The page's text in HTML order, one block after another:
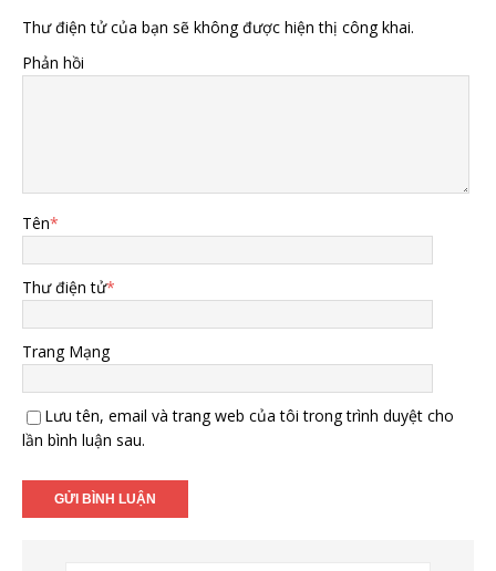
Thư điện tử của bạn sẽ không được hiện thị công khai.
Phản hồi
Tên*
Thư điện tử*
Trang Mạng
Lưu tên, email và trang web của tôi trong trình duyệt cho
lần bình luận sau.